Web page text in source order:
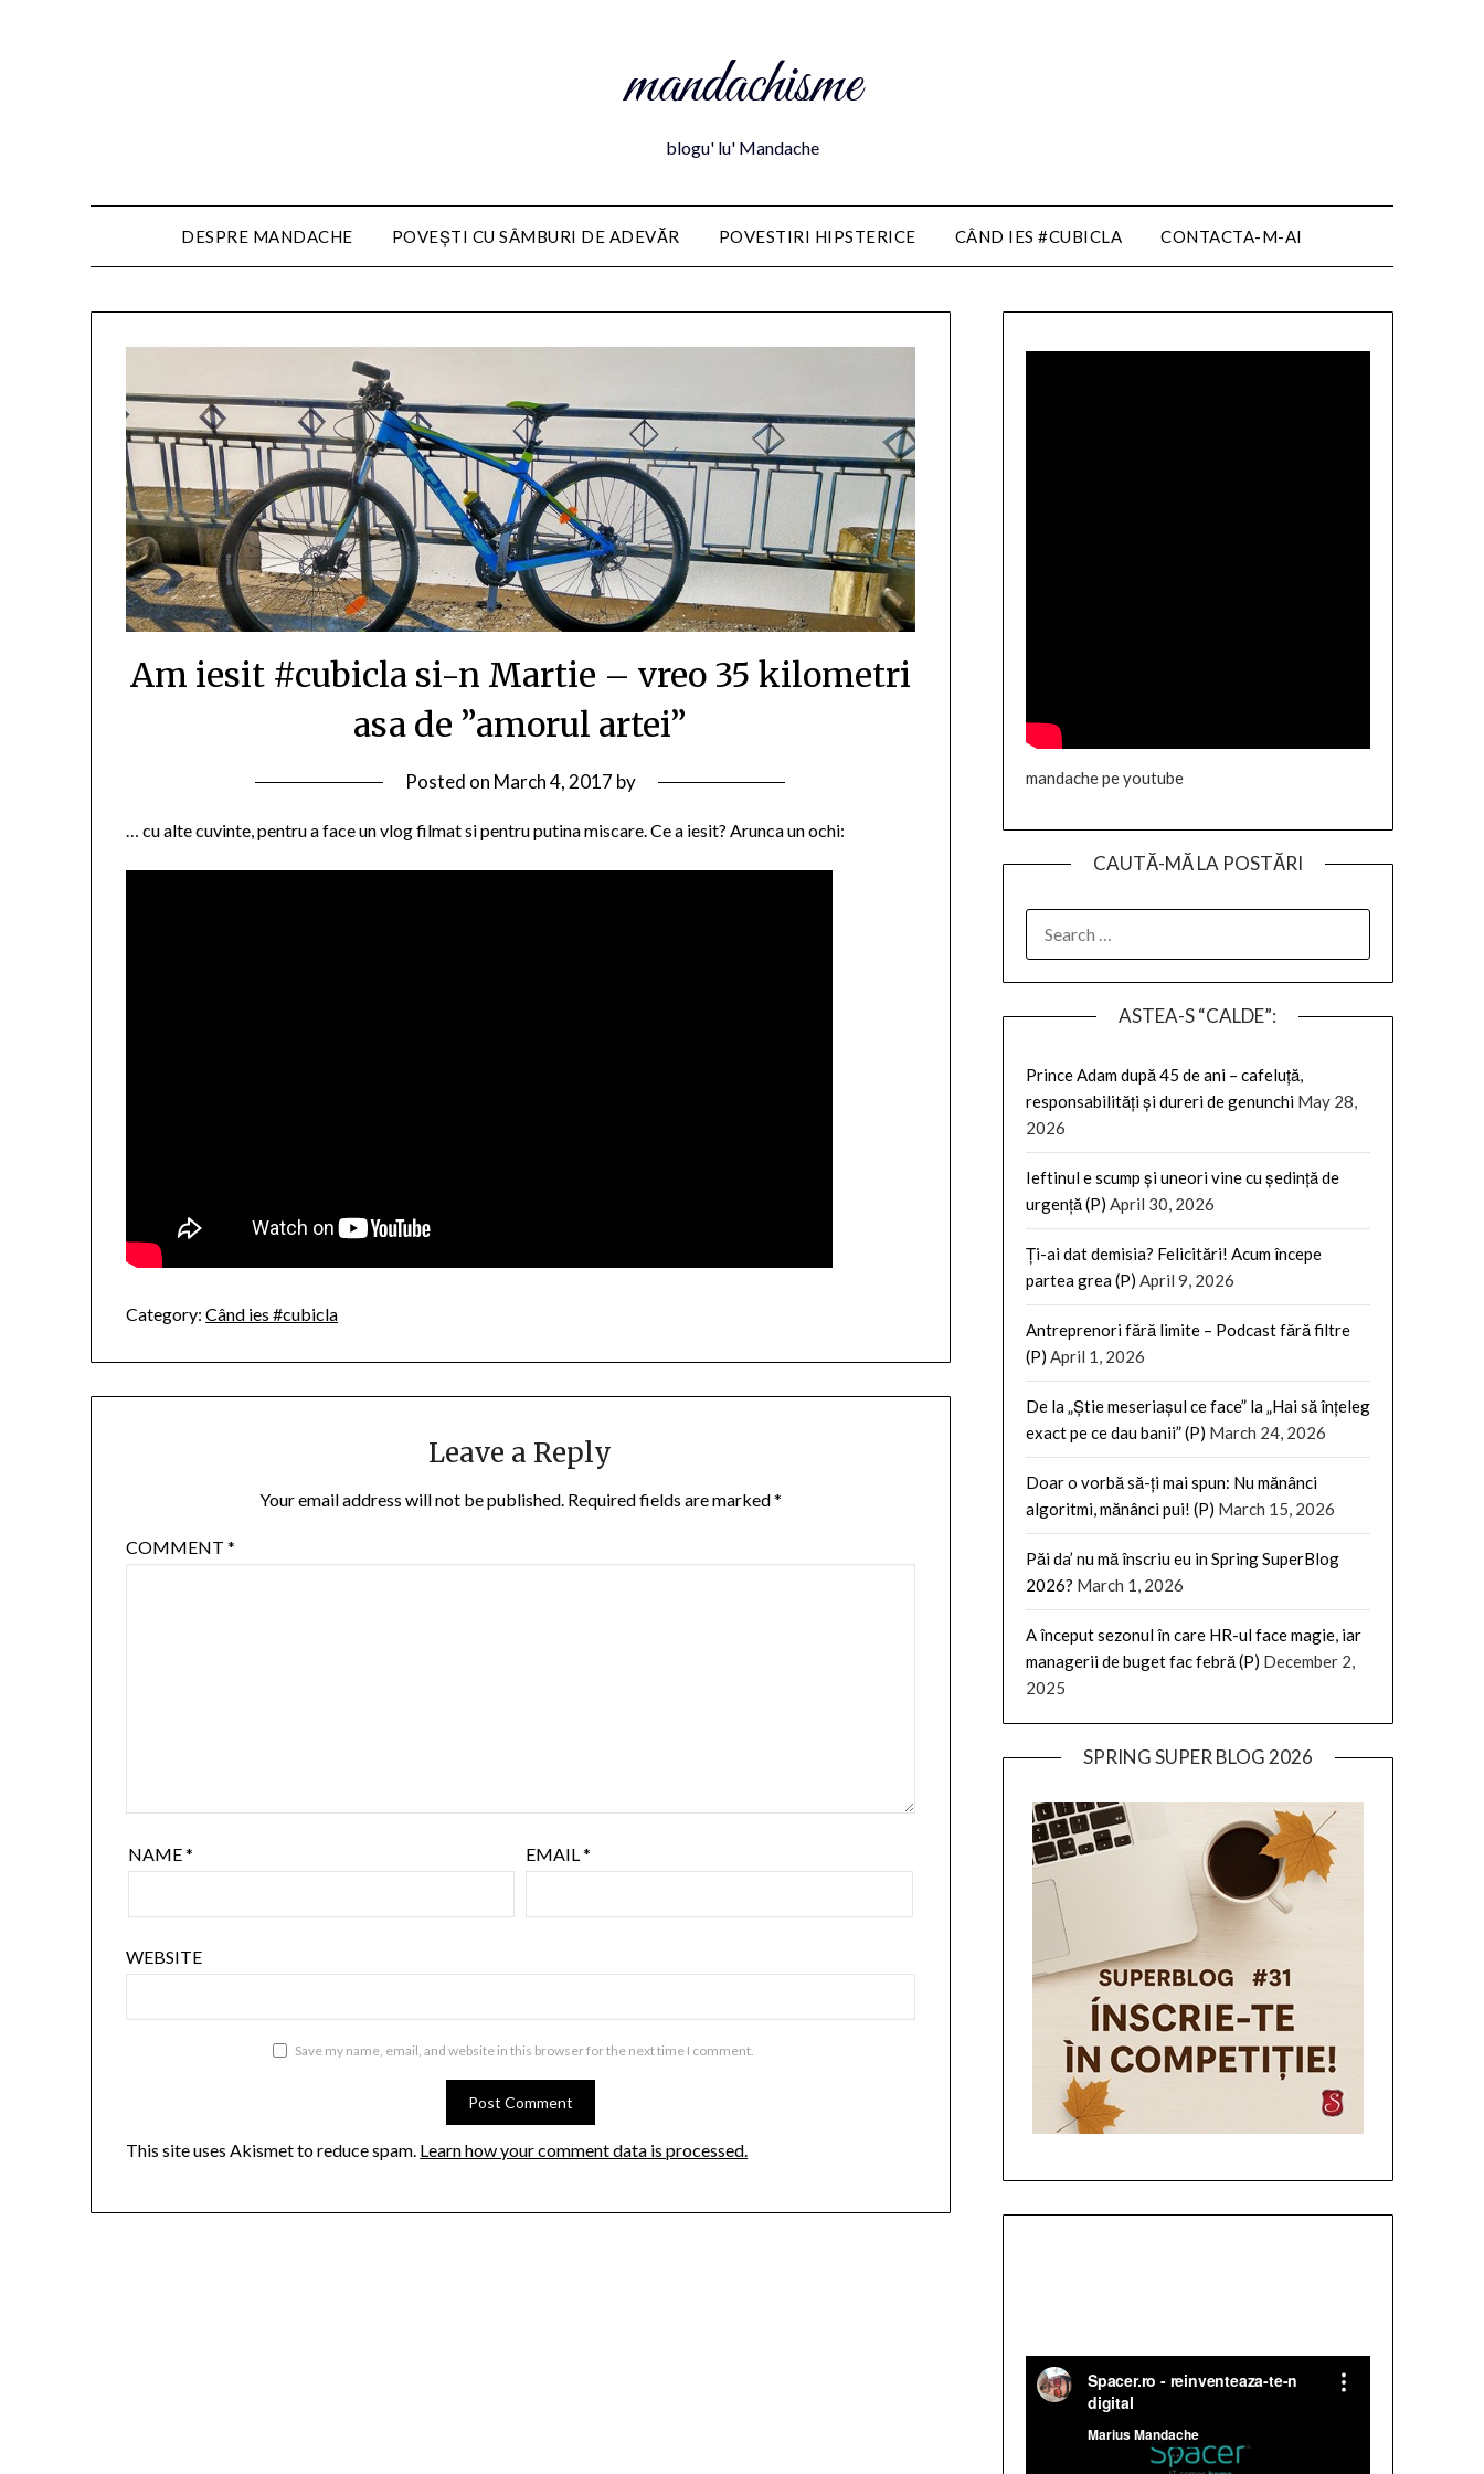
mandachisme
blogu' lu' Mandache
DESPRE MANDACHE POVEȘTI CU SÂMBURI DE ADEVĂR POVESTIRI HIPSTERICE CÂND IES #CUBICLA CONTACTA-M-AI
Am iesit #cubicla si-n Martie – vreo 35 kilometri
asa de ”amorul artei”
Posted on March 4, 2017 by
… cu alte cuvinte, pentru a face un vlog filmat si pentru putina miscare. Ce a iesit? Arunca un ochi:
Category: Când ies #cubicla
Leave a Reply
Your email address will not be published. Required fields are marked*
COMMENT*
NAME* EMAIL*
WEBSITE
Save my name, email, and website in this browser for the next time I comment.
This site uses Akismet to reduce spam. Learn how your comment data is processed.
mandache pe youtube
CAUTĂ-MĂ LA POSTĂRI
FOR:
ASTEA-S “CALDE”:
Prince Adam după 45 de ani – cafeluță,
responsabilități și dureri de genunchi May 28,
2026
Ieftinul e scump și uneori vine cu ședință de
urgență (P) April 30, 2026
Ți-ai dat demisia? Felicitări! Acum începe
partea grea (P) April 9, 2026
Antreprenori fără limite – Podcast fără filtre
(P) April 1, 2026
De la „Știe meseriașul ce face” la „Hai să înțeleg
exact pe ce dau banii” (P) March 24, 2026
Doar o vorbă să-ți mai spun: Nu mănânci
algoritmi, mănânci pui! (P) March 15, 2026
Păi da’ nu mă înscriu eu in Spring SuperBlog
2026? March 1, 2026
A început sezonul în care HR-ul face magie, iar
managerii de buget fac febră (P) December 2,
2025
SPRING SUPER BLOG 2026